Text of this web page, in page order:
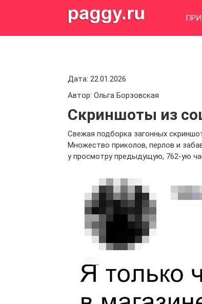
Дата: 22.01.2026
Автор: Ольга Борзовская
Скриншоты из
Свежая подборка загонных
Множество приколов, перлов и
у просмотру предыдущую, 762-ую